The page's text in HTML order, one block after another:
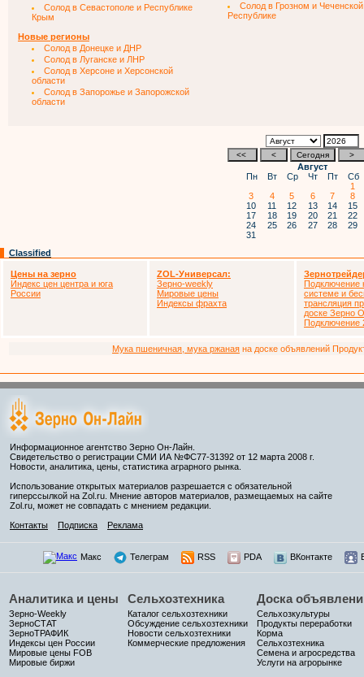
Солод в Севастополе и Республике
Крым
Новые регионы
Солод в Донецке и ДНР
Солод в Луганске и ЛНР
Солод в Херсоне и Херсонской
области
Солод в Запорожье и Запорожской
области
Солод в Грозном и Чеченской
Республике
Август
Пн
Вт Ср Чт Пт Сб
1
3
4 5 6 7
8
10
11 12 13 14 15
17
18 19 20 21 22
24
25 26 27 28 29
31
Classified
Цены на зерно
Индекс цен центра и юга
России
ZOL-Универсал:
Зерно-weekly
Мировые цены
Индексы фрахта
Подключение
системе и
трансляция
доске Зерно
Подключение
Мука пшеничная, мука ржаная на доске объявлений
Информационное агентство Зерно Он-Лайн.
Свидетельство о регистрации СМИ ИА №ФС77-31392 от 12 марта 2008 г.
Новости, аналитика, цены, статистика аграрного рынка.
Использование открытых материалов разрешается с обязательной
гиперссылкой на Zol.ru. Мнение авторов материалов, размещаемых на сайте
Zol.ru, может не совпадать с мнением редакции.
Контакты
Подписка Реклама
Макс Телеграм RSS PDA ВКонтакте
Аналитика и цены
Зерно-Weekly
ЗерноСТАТ
ЗерноТРАФИК
Индексы цен России
Мировые цены FOB
Мировые биржи
Сельхозтехника
Каталог сельхозтехники
Обсуждение сельхозтехники
Новости сельхозтехники
Коммерческие предложения
Доска
Сельхозкультуры
Продукты переработки
Корма
Сельхозтехника
Семена и агросредства
Услуги на агрорынке